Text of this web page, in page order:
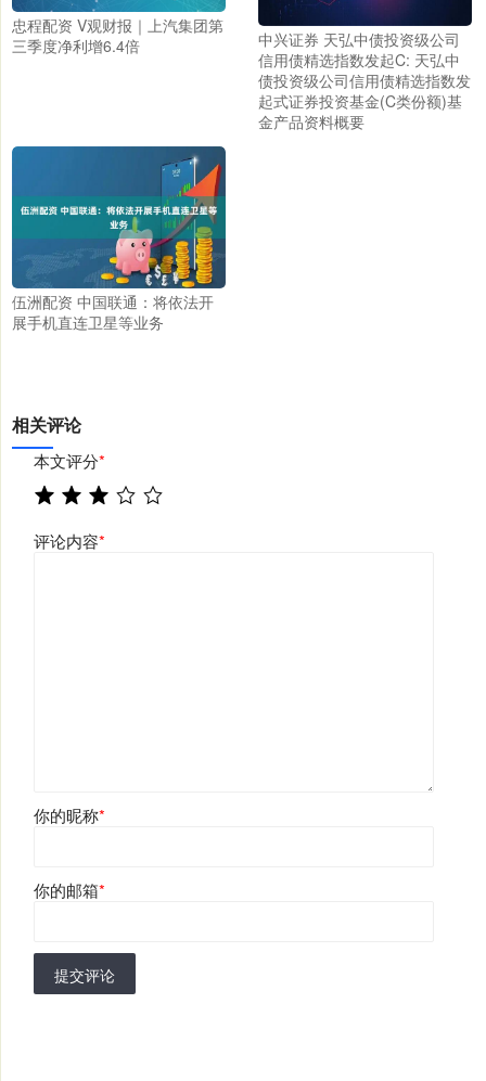
忠程配资 V观财报｜上汽集团第
三季度净利增6.4倍
中兴证券 天弘中债投资级公司
信用债精选指数发起C: 天弘中
债投资级公司信用债精选指数发
起式证券投资基金(C类份额)基
金产品资料概要
伍洲配资 中国联通：将依法开
展手机直连卫星等业务
相关评论
本文评分*
评论内容*
你的昵称*
你的邮箱*
提交评论